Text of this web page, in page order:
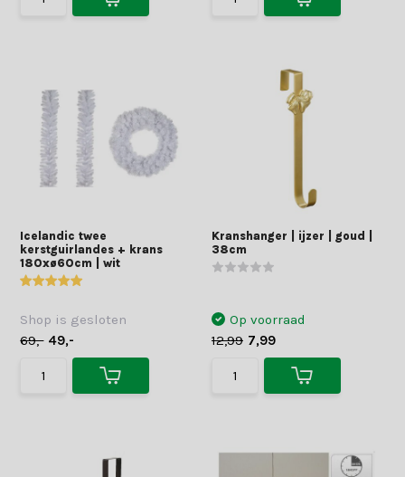
Icelandic twee
kerstguirlandes + krans
180xø60cm | wit
Shop is gesloten
69,- 49,-
Kranshanger | ijzer | goud |
38cm
Op voorraad
12,99 7,99